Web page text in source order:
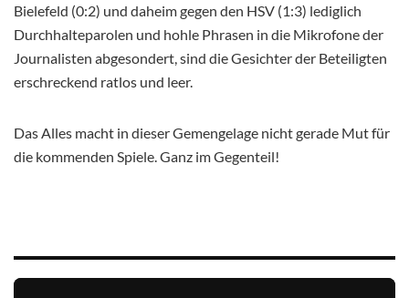
Bielefeld (0:2) und daheim gegen den HSV (1:3) lediglich
Durchhalteparolen und hohle Phrasen in die Mikrofone der
Journalisten abgesondert, sind die Gesichter der Beteiligten
erschreckend ratlos und leer.
Das Alles macht in dieser Gemengelage nicht gerade Mut für
die kommenden Spiele. Ganz im Gegenteil!